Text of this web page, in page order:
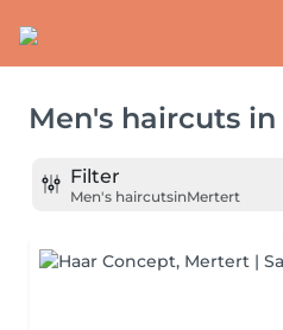
Men's haircuts in
Filter
Men's haircutsinMertert